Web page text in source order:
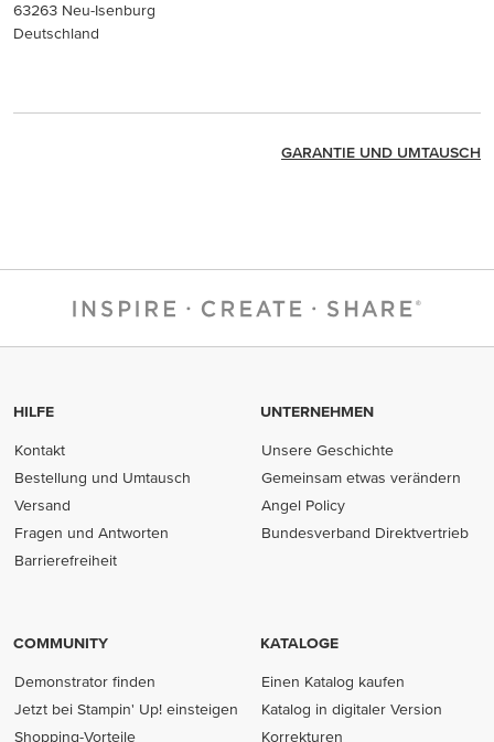
63263 Neu-Isenburg
Deutschland
GARANTIE UND UMTAUSCH
HILFE
Kontakt
Bestellung und Umtausch
Versand
Fragen und Antworten
Barrierefreiheit
UNTERNEHMEN
Unsere Geschichte
Gemeinsam etwas verändern
Angel Policy
Bundesverband Direktvertrieb
COMMUNITY
Demonstrator finden
Jetzt bei Stampin' Up! einsteigen
Shopping-Vorteile
KATALOGE
Einen Katalog kaufen
Katalog in digitaler Version
Korrekturen